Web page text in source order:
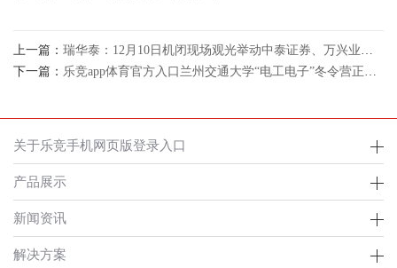
上一篇： 瑞华泰：12月10日机闭现场观光举动中泰证券、万兴业资产等众家机构加入
下一篇： 乐竞app体育官方入口兰州交通大学“电工电子”冬令营正式开班
关于乐竞手机网页版登录入口
产品展示
新闻资讯
解决方案